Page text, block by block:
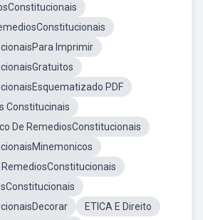
Imprimir
PDF
Constitucinais
De RemediosConstitucionais
RemediosConstitucionais
ETICA E Direito